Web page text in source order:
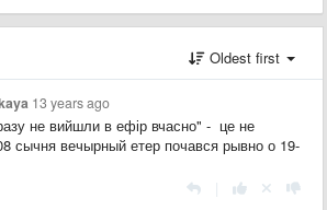
Oldest first
13 years ago
не вийшли в ефір вчасно" - це не
сычня вечырный етер почався рывно о 19-